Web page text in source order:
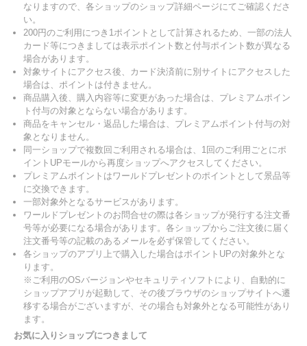
なりますので、各ショップのショップ詳細ページにてご確認くださ
い。
200円のご利用につき1ポイントとして計算されるため、一部の法人
カード等につきましては表示ポイント数と付与ポイント数が異なる
場合があります。
対象サイトにアクセス後、カード決済前に別サイトにアクセスした
場合は、ポイントは付きません。
商品購入後、購入内容等に変更があった場合は、プレミアムポイン
ト付与の対象とならない場合があります。
商品をキャンセル・返品した場合は、プレミアムポイント付与の対
象となりません。
同一ショップで複数回ご利用される場合は、1回のご利用ごとにポ
イントUPモールから再度ショップへアクセスしてください。
プレミアムポイントはワールドプレゼントのポイントとして景品等
に交換できます。
一部対象外となるサービスがあります。
ワールドプレゼントのお問合せの際は各ショップが発行する注文番
号等が必要になる場合があります。各ショップからご注文後に届く
注文番号等の記載のあるメールを必ず保管してください。
各ショップのアプリ上で購入した場合はポイントUPの対象外とな
ります。
※ご利用のOSバージョンやセキュリティソフトにより、自動的に
ショップアプリが起動して、その後ブラウザのショップサイトへ遷
移する場合がございますが、その場合も対象外となる可能性があり
ます。
お気に入りショップにつきまして